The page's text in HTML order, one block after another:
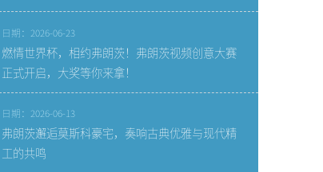
日期：2026-06-23
燃情世界杯，相约弗朗茨！弗朗茨视频创意大赛
正式开启，大奖等你来拿！
日期：2026-06-13
弗朗茨邂逅莫斯科豪宅，奏响古典优雅与现代精
工的共鸣